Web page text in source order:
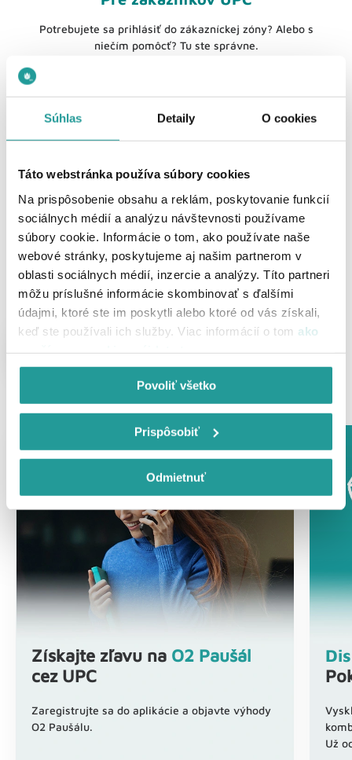
Súhlas Detaily O cookies
Táto webstránka používa súbory cookies
Na prispôsobenie obsahu a reklám, poskytovanie funkcií
sociálnych médií a analýzu návštevnosti používame
súbory cookie. Informácie o tom, ako používate naše
webové stránky, poskytujeme aj našim partnerom v
oblasti sociálnych médií, inzercie a analýzy. Títo partneri
môžu príslušné informácie skombinovať s ďalšími
údajmi, ktoré ste im poskytli alebo ktoré od vás získali,
keď ste používali ich služby. Viac informácií o tom ako
Povoliť všetko
Prispôsobiť
Odmietnuť
Potrebujete sa prihlásiť do zákazníckej zóny? Alebo s
niečím pomôcť? Tu ste správne.
mojeUPC UPC mail
Zanechajte nám váš kontakt,
radi vám poradíme.
Kontaktujte ma
Získajte zľavu na O2 Paušál
cez UPC
Zaregistrujte sa do aplikácie a objavte výhody
O2 Paušálu.
Už